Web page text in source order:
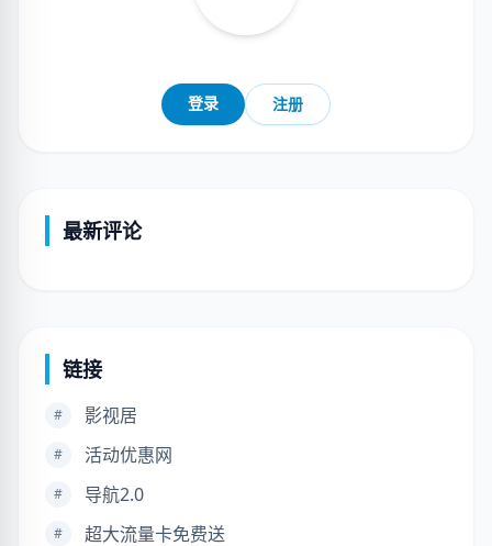
登录 注册
最新评论
链接
# 影视居
# 活动优惠网
# 导航2.0
# 超大流量卡免费送